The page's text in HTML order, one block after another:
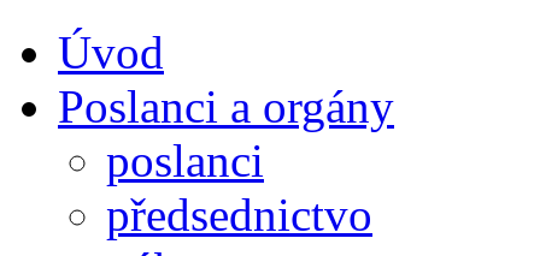
Úvod
Poslanci a orgány
poslanci
předsednictvo